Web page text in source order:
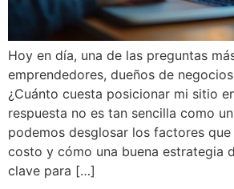
Hoy en día, una de las preguntas
emprendedores, dueños de
¿Cuánto cuesta posicionar mi sitio
respuesta no es tan sencilla como
podemos desglosar los factores que
costo y cómo una buena estrategia
clave para […]